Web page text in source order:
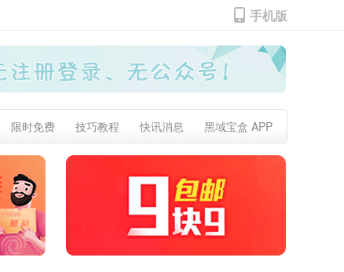
手机版
限时免费 技巧教程 快讯消息 黑域宝盒 APP